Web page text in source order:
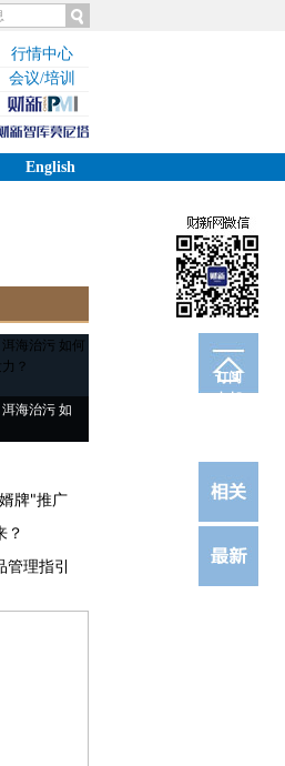
行情中心
会议/培训
English
订阅
电邮
洱海治污 如
牌"推广
？
管理指引